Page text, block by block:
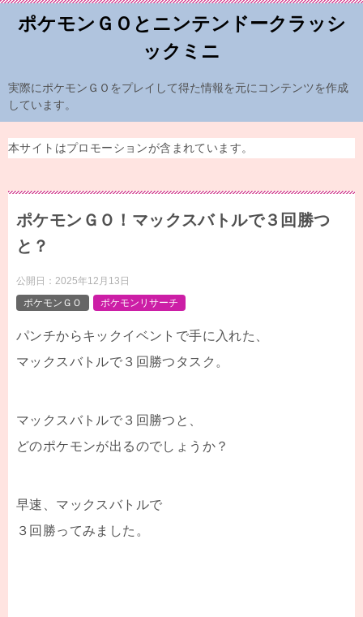
ポケモンＧＯとニンテンドークラッシ
ックミニ
実際にポケモンＧＯをプレイして得た情報を元にコンテンツを作成
しています。
本サイトはプロモーションが含まれています。
ポケモンＧＯ！マックスバトルで３回勝つ
と？
公開日： 2025年12月13日
ポケモンＧＯ
ポケモンリサーチ
パンチからキックイベントで手に入れた、
マックスバトルで３回勝つタスク。
マックスバトルで３回勝つと、
どのポケモンが出るのでしょうか？
早速、マックスバトルで
３回勝ってみました。